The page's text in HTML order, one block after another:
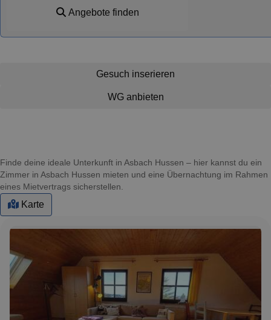
Angebote finden
Gesuch inserieren
WG anbieten
Finde deine ideale Unterkunft in Asbach Hussen – hier kannst du ein
Zimmer in Asbach Hussen mieten und eine Übernachtung im Rahmen
eines Mietvertrags sicherstellen.
Karte